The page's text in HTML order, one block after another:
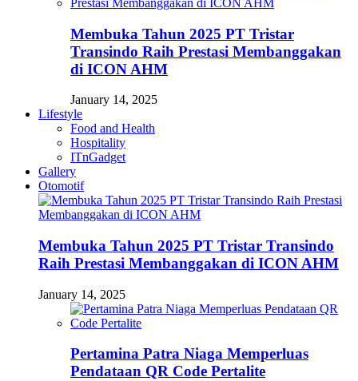
Membuka Tahun 2025 PT Tristar
Transindo Raih Prestasi Membanggakan
di ICON AHM
January 14, 2025
Lifestyle
Food and Health
Hospitality
ITnGadget
Gallery
Otomotif
Membuka Tahun 2025 PT Tristar Transindo
Raih Prestasi Membanggakan di ICON AHM
January 14, 2025
Pertamina Patra Niaga Memperluas
Pendataan QR Code Pertalite